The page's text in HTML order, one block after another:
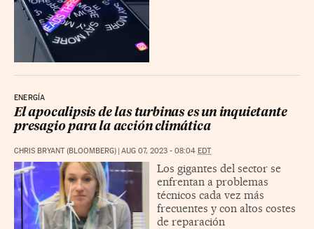
ENERGÍA
El apocalipsis de las turbinas es un inquietante
presagio para la acción climática
CHRIS BRYANT (BLOOMBERG) | AUG 07, 2023 - 08:04 EDT
Los gigantes del sector se
enfrentan a problemas
técnicos cada vez más
frecuentes y con altos costes
de reparación